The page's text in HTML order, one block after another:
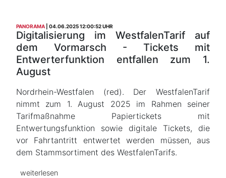
PANORAMA 04.06.2025 12:00:52 UHR
Digitalisierung im WestfalenTarif auf
dem Vormarsch - Tickets mit
Entwerterfunktion entfallen zum 1.
August
Nordrhein-Westfalen (red). Der WestfalenTarif
nimmt zum 1. August 2025 im Rahmen seiner
Tarifmaßnahme Papiertickets mit
Entwertungsfunktion sowie digitale Tickets, die
vor Fahrtantritt entwertet werden müssen, aus
dem Stammsortiment des WestfalenTarifs.
weiterlesen